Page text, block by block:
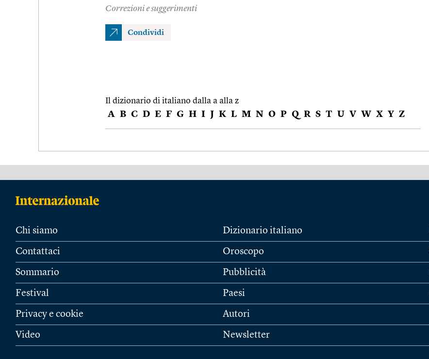
Correzioni e suggerimenti
Condividi
Il dizionario di italiano dalla a alla z
A B C D E F G H I J K L M N O P Q R S T U V W X Y Z
Chi siamo
Contattaci
Sommario
Festival
Privacy e cookie
Video
Dizionario italiano
Oroscopo
Pubblicità
Paesi
Autori
Newsletter